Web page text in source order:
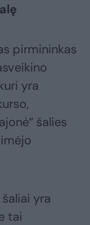
pirmininkas
yra
šalies
yra
tai